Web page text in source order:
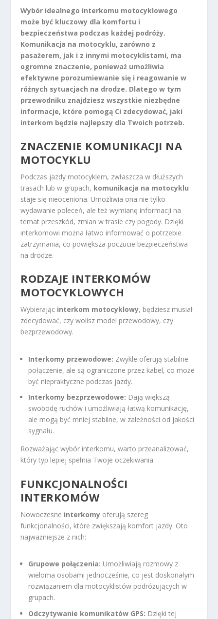
Wybór idealnego interkomu motocyklowego
może być kluczowy dla komfortu i
bezpieczeństwa podczas każdej podróży.
Komunikacja na motocyklu, zarówno z
pasażerem, jak i z innymi motocyklistami, ma
ogromne znaczenie, ponieważ umożliwia
efektywne porozumiewanie się i reagowanie w
różnych sytuacjach na drodze. Dlatego w tym
przewodniku znajdziesz wszystkie niezbędne
informacje, które pomogą Ci zdecydować, jaki
interkom będzie najlepszy dla Twoich potrzeb.
ZNACZENIE KOMUNIKACJI NA
MOTOCYKLU
Podczas jazdy motocyklem, zwłaszcza w dłuższych
trasach lub w grupach, komunikacja na motocyklu
staje się nieoceniona. Umożliwia ona nie tylko
wydawanie poleceń, ale też wymianę informacji na
temat przeszkód, zmian w trasie czy pogody. Dzięki
interkomowi można łatwo informować o potrzebie
zatrzymania, co powiększa poczucie bezpieczeństwa
na drodze.
RODZAJE INTERKOMÓW
MOTOCYKLOWYCH
Wybierając interkom motocyklowy, będziesz musiał
zdecydować, czy wolisz model przewodowy, czy
bezprzewodowy.
Interkomy przewodowe: Zwykle oferują stabilne
połączenie, ale są ograniczone przez kabel, co może
być niepraktyczne podczas jazdy.
Interkomy bezprzewodowe: Dają większą
swobodę ruchów i umożliwiają łatwą komunikację,
ale mogą być mniej stabilne, w zależności od jakości
sygnału.
Rozważając wybór interkomu, warto przeanalizować,
który typ lepiej spełnia Twoje oczekiwania.
FUNKCJONALNOŚCI
INTERKOMÓW
Nowoczesne interkomy oferują szereg
funkcjonalności, które zwiększają komfort jazdy. Oto
najważniejsze z nich:
Grupowe połączenia: Umożliwiają rozmowy z
wieloma osobami jednocześnie, co jest doskonałym
rozwiązaniem dla motocyklistów podróżujących w
grupach.
Odczytywanie komunikatów GPS: Dzięki tej